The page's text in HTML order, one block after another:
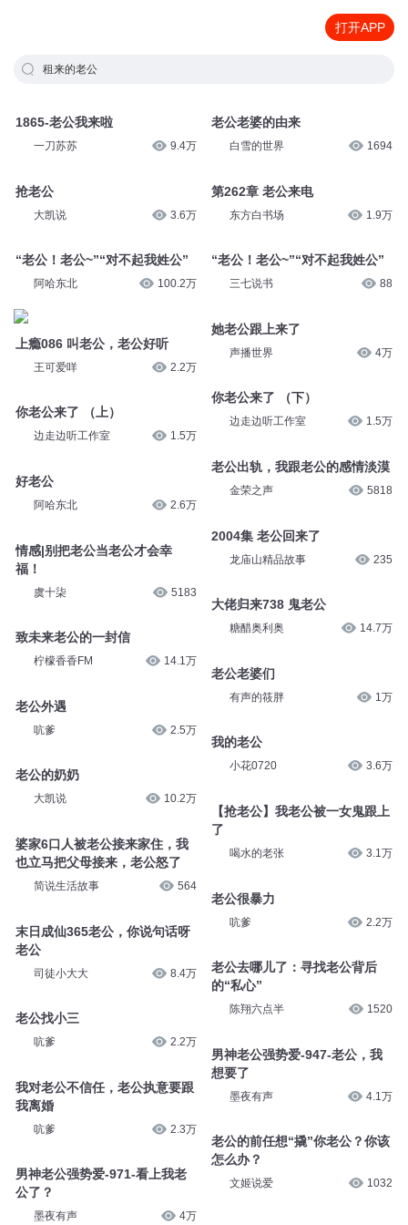
打开APP
租来的老公
1865-老公我来啦
一刀苏苏 9.4万
抢老公
大凯说 3.6万
“老公！老公~”“对不起我姓公”
阿哈东北 100.2万
上瘾086 叫老公，老公好听
王可爱咩 2.2万
你老公来了 （上）
边走边听工作室 1.5万
好老公
阿哈东北 2.6万
情感|别把老公当老公才会幸
福！
虞十柒 5183
致未来老公的一封信
柠檬香香FM 14.1万
老公外遇
吭爹 2.5万
老公的奶奶
大凯说 10.2万
婆家6口人被老公接来家住，我
也立马把父母接来，老公怒了
简说生活故事 564
末日成仙365老公，你说句话呀
老公
司徒小大大 8.4万
老公找小三
吭爹 2.2万
我对老公不信任，老公执意要跟
我离婚
吭爹 2.3万
男神老公强势爱-971-看上我老
公了？
墨夜有声 4万
老公老婆的由来
白雪的世界 1694
第262章 老公来电
东方白书场 1.9万
“老公！老公~”“对不起我姓公”
三七说书 88
她老公跟上来了
声播世界 4万
你老公来了 （下）
边走边听工作室 1.5万
老公出轨，我跟老公的感情淡漠
金荣之声 5818
2004集 老公回来了
龙庙山精品故事 235
大佬归来738 鬼老公
糖醋奥利奥 14.7万
老公老婆们
有声的筱胖 1万
我的老公
小花0720 3.6万
【抢老公】我老公被一女鬼跟上
了
喝水的老张 3.1万
老公很暴力
吭爹 2.2万
老公去哪儿了：寻找老公背后
的“私心”
陈翔六点半 1520
男神老公强势爱-947-老公，我
想要了
墨夜有声 4.1万
老公的前任想“撬”你老公？你该
怎么办？
文姬说爱 1032